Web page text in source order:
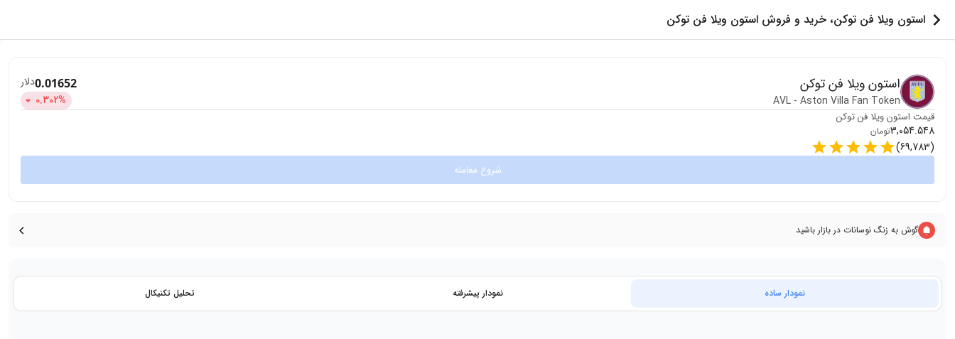
استون ویلا فن توکن، خرید و فروش استون ویلا فن توکن
استون ویلا فن توکن
AVL - Aston Villa Fan Token
0.01652دلار
0.302%
قیمت استون ویلا فن توکن
3,054.548تومان
(
69,783
)
شروع معامله
گوش به زنگ نوسانات در بازار باشید
نمودار ساده نمودار پیشرفته تحلیل تکنیکال